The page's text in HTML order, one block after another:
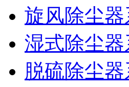
旋风除尘器
湿式除尘器
脱硫除尘器